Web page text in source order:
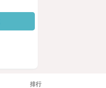
排行